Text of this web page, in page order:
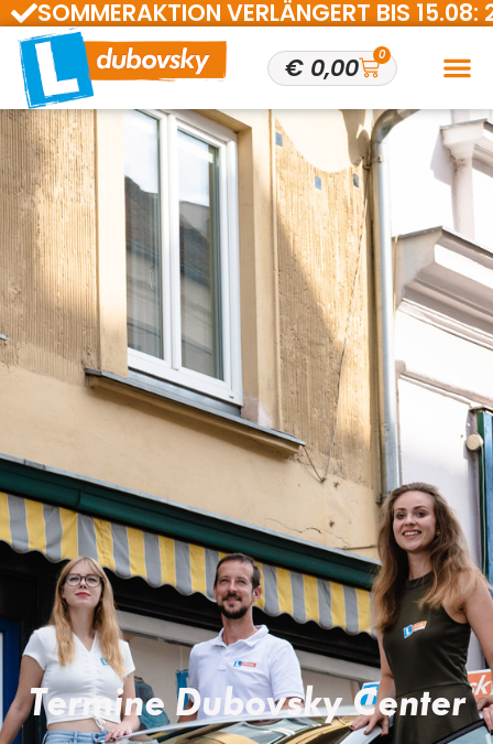
SOMMERAKTION VERLÄNGERT BIS
€0,00 0
Termine Dubovsky Center